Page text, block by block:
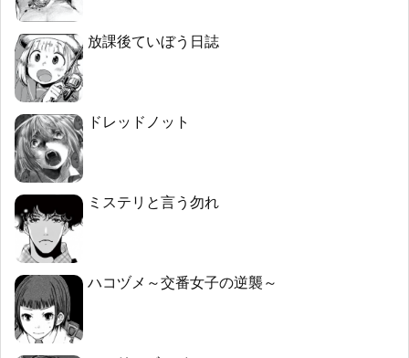
放課後ていぼう日誌
ドレッドノット
ミステリと言う勿れ
ハコヅメ～交番女子の逆襲～